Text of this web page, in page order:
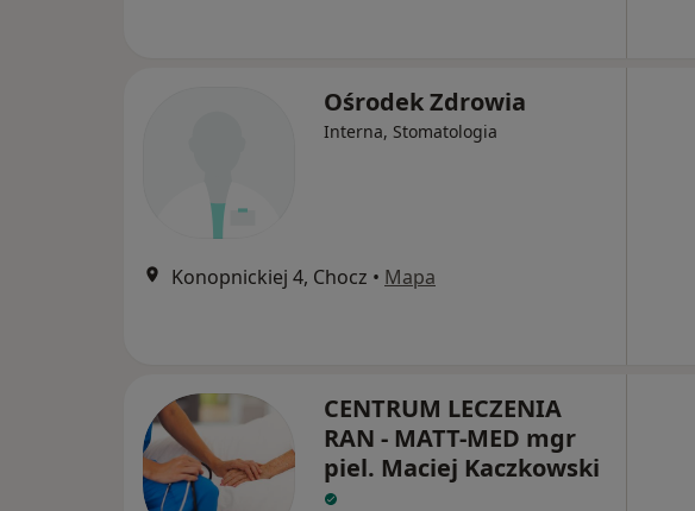
Ośrodek Zdrowia
Interna, Stomatologia
Konopnickiej 4, Chocz • Mapa
CENTRUM LECZENIA
RAN - MATT-MED mgr
piel. Maciej Kaczkowski